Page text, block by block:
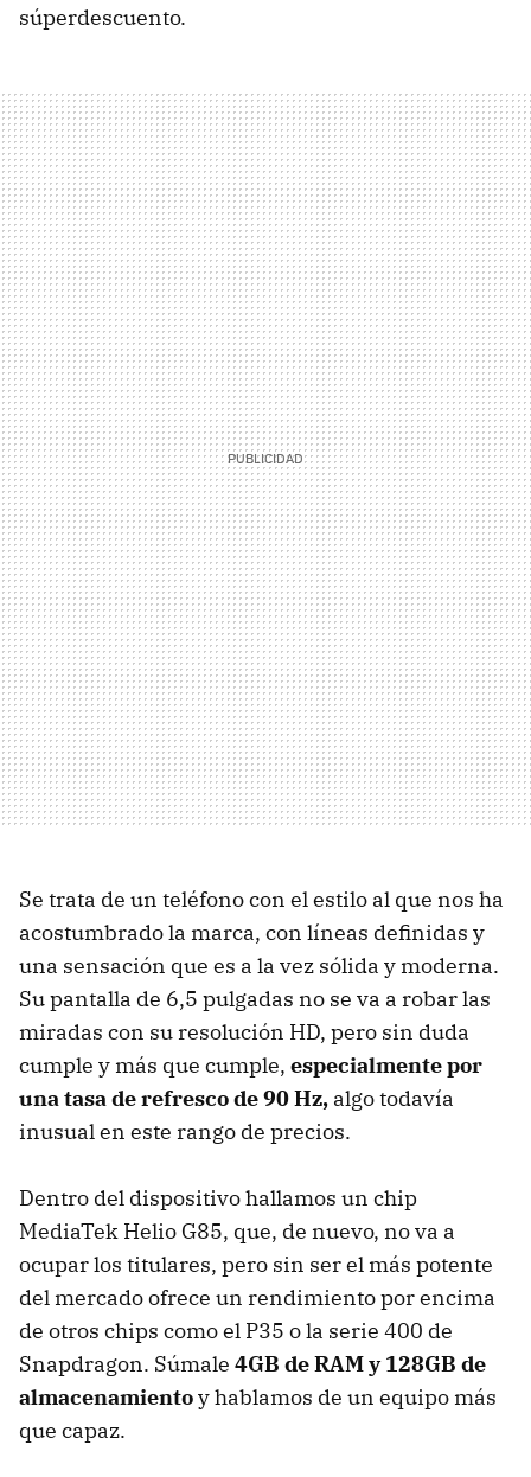
súperdescuento.
Se trata de un teléfono con el estilo al que nos ha
acostumbrado la marca, con líneas definidas y
una sensación que es a la vez sólida y moderna.
Su pantalla de 6,5 pulgadas no se va a robar las
miradas con su resolución HD, pero sin duda
cumple y más que cumple, especialmente por
una tasa de refresco de 90 Hz, algo todavía
inusual en este rango de precios.
Dentro del dispositivo hallamos un chip
MediaTek Helio G85, que, de nuevo, no va a
ocupar los titulares, pero sin ser el más potente
del mercado ofrece un rendimiento por encima
de otros chips como el P35 o la serie 400 de
Snapdragon. Súmale 4GB de RAM y 128GB de
almacenamientoy hablamos de un equipo más
que capaz.